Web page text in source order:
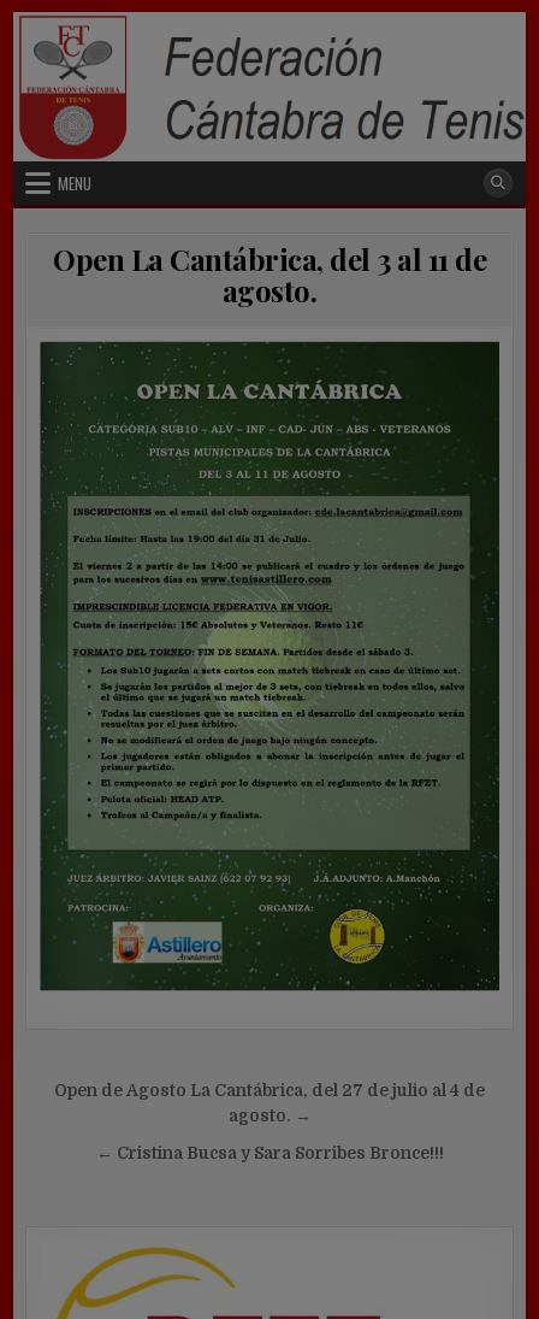
Skip
content
MENU
Open La Cantábrica, del 3 al 11 de
agosto.
Navegación
entradas
Open de Agosto La Cantábrica, del 27 de julio al 4 de
agosto. →
← Cristina Bucsa y Sara Sorribes Bronce!!!